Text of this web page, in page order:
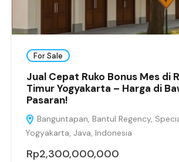
For Sale
Jual Cepat Ruko Bonus Mes di
Timur Yogyakarta – Harga di
Pasaran!
Banguntapan, Bantul Regency,
Yogyakarta, Java, Indonesia
Rp2,300,000,000